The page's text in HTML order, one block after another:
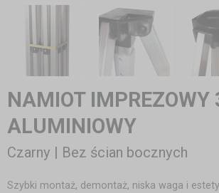
NAMIOT
ALUMINIOWY
Czarny | Bez ścian bocznych
Szybki montaż, demontaż, niska waga i